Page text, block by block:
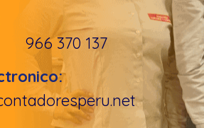
966 370 137